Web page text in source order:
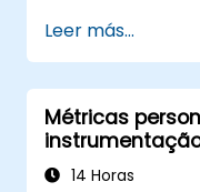
grandes
solución de
Leer más...
Métricas
Grafana
14 Horas